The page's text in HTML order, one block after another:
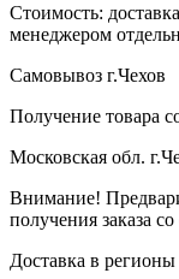
Стоимость:
менеджером
Самовывоз г.Чехов
Получение товара
Московская обл.
Внимание!
получения заказа со
Доставка в